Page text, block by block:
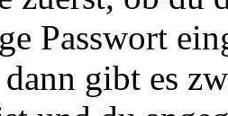
Passwort
dann gibt es